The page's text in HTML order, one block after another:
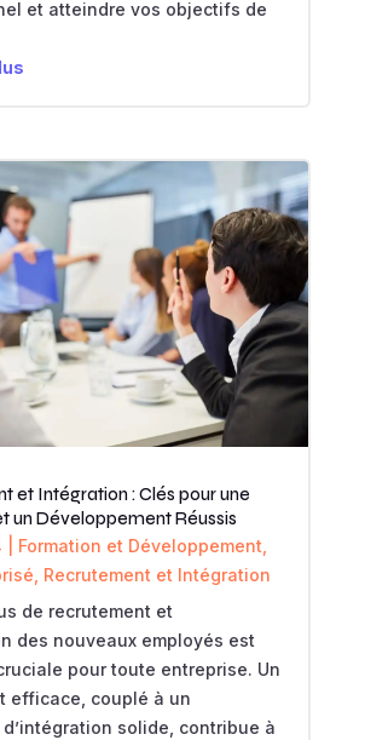
et atteindre vos objectifs de
et Intégration : Clés pour une
un Développement Réussis
Formation et Développement
Recrutement et Intégration
de recrutement et
des nouveaux employés est
pour toute entreprise. Un
efficace, couplé à un
d’intégration solide, contribue à